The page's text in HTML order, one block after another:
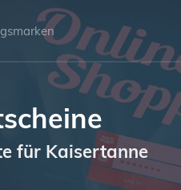
für Kaisertanne